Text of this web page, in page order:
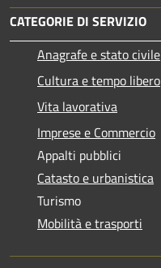
CATEGORIE DI SERVIZIO
Anagrafe e stato civile
Cultura e tempo libero
Vita lavorativa
Imprese e Commercio
Appalti pubblici
Catasto e urbanistica
Turismo
Mobilità e trasporti